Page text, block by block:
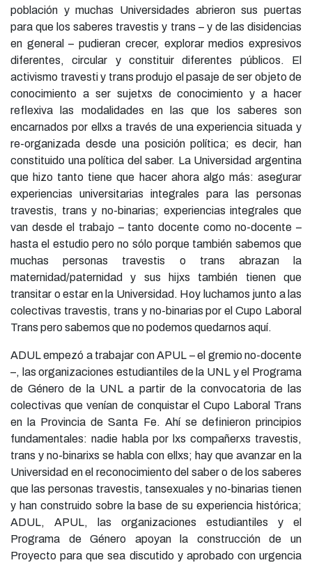
población y muchas Universidades abrieron sus puertas
para que los saberes travestis y trans – y de las disidencias
en general – pudieran crecer, explorar medios expresivos
diferentes, circular y constituir diferentes públicos. El
activismo travesti y trans produjo el pasaje de ser objeto de
conocimiento a ser sujetxs de conocimiento y a hacer
reflexiva las modalidades en las que los saberes son
encarnados por ellxs a través de una experiencia situada y
re-organizada desde una posición política; es decir, han
constituido una política del saber. La Universidad argentina
que hizo tanto tiene que hacer ahora algo más: asegurar
experiencias universitarias integrales para las personas
travestis, trans y no-binarias; experiencias integrales que
van desde el trabajo – tanto docente como no-docente –
hasta el estudio pero no sólo porque también sabemos que
muchas personas travestis o trans abrazan la
maternidad/paternidad y sus hijxs también tienen que
transitar o estar en la Universidad. Hoy luchamos junto a las
colectivas travestis, trans y no-binarias por el Cupo Laboral
Trans pero sabemos que no podemos quedarnos aquí.
ADUL empezó a trabajar con APUL – el gremio no-docente
–, las organizaciones estudiantiles de la UNL y el Programa
de Género de la UNL a partir de la convocatoria de las
colectivas que venían de conquistar el Cupo Laboral Trans
en la Provincia de Santa Fe. Ahí se definieron principios
fundamentales: nadie habla por lxs compañerxs travestis,
trans y no-binarixs se habla con ellxs; hay que avanzar en la
Universidad en el reconocimiento del saber o de los saberes
que las personas travestis, tansexuales y no-binarias tienen
y han construido sobre la base de su experiencia histórica;
ADUL, APUL, las organizaciones estudiantiles y el
Programa de Género apoyan la construcción de un
Proyecto para que sea discutido y aprobado con urgencia